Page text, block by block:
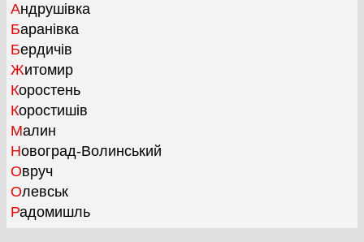
Андрушівка
Баранівка
Бердичів
Житомир
Коростень
Коростишів
Малин
Новоград-Волинський
Овруч
Олевськ
Радомишль